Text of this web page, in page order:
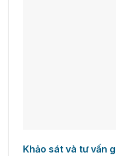
Khảo sát và tư vấn